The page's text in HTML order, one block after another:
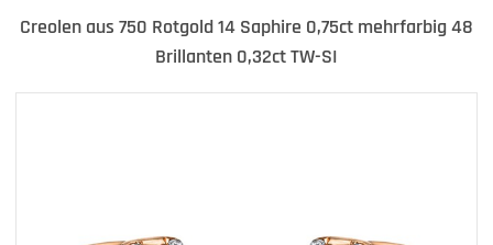
Creolen aus 750 Rotgold 14 Saphire 0,75ct mehrfarbig 48
Brillanten 0,32ct TW-SI